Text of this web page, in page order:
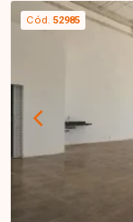
Cód. 52985